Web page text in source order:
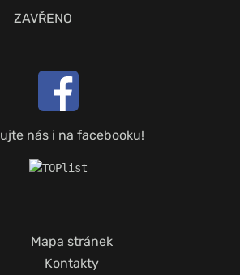
ZAVŘENO
nás i na facebooku!
Mapa stránek
Kontakty